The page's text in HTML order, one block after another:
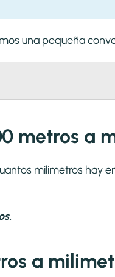
una pequeña
metros a
milimetros hay
a